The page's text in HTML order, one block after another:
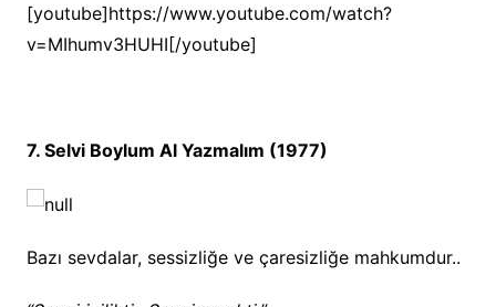
[youtube]https://www.youtube.com/watch?
v=MIhumv3HUHI[/youtube]
7. Selvi Boylum Al Yazmalım (1977)
Bazı sevdalar, sessizliğe ve çaresizliğe mahkumdur..